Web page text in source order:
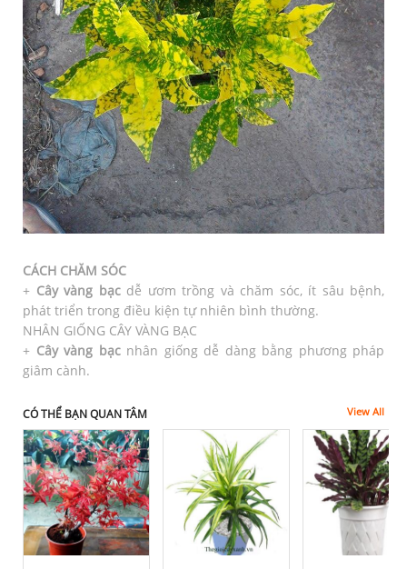
CÁCH CHĂM SÓC
+ Cây vàng bạcdễ ươm trồng và chăm sóc, ít sâu bệnh,
phát triển trong điều kiện tự nhiên bình thường.
NHÂN GIỐNG CÂY VÀNG BẠC
+ Cây vàng bạc nhân giống dễ dàng bằng phương pháp
giâm cành.
CÓ THỂ BẠN QUAN TÂM View All